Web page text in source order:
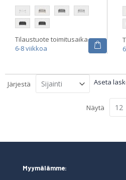
Tilaustuote toimitusaika
6-8 viikkoa
Järjestä Aseta
Näytä
Myymälämme: